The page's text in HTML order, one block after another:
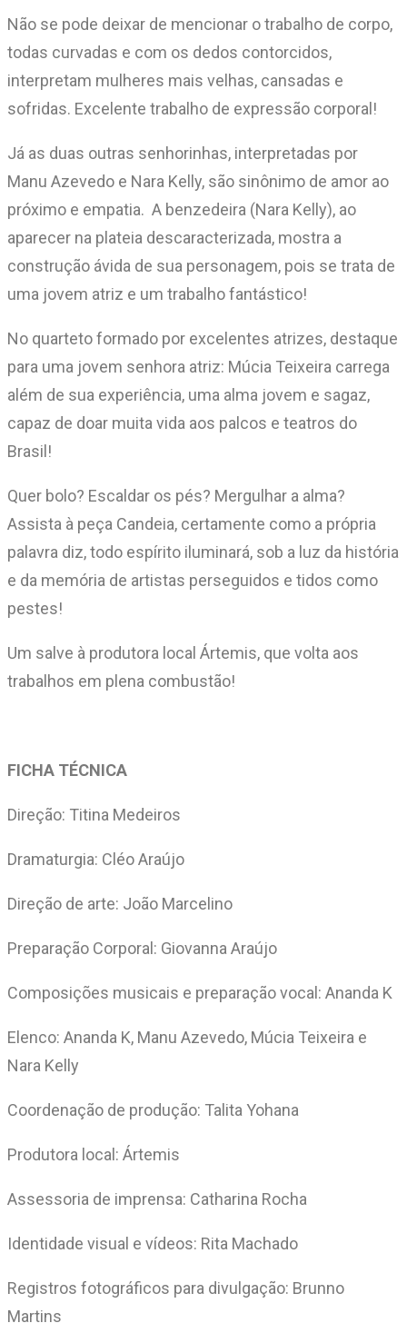
Não se pode deixar de mencionar o trabalho de corpo,
todas curvadas e com os dedos contorcidos,
interpretam mulheres mais velhas, cansadas e
sofridas. Excelente trabalho de expressão corporal!
Já as duas outras senhorinhas, interpretadas por
Manu Azevedo e Nara Kelly, são sinônimo de amor ao
próximo e empatia. A benzedeira (Nara Kelly), ao
aparecer na plateia descaracterizada, mostra a
construção ávida de sua personagem, pois se trata de
uma jovem atriz e um trabalho fantástico!
No quarteto formado por excelentes atrizes, destaque
para uma jovem senhora atriz: Múcia Teixeira carrega
além de sua experiência, uma alma jovem e sagaz,
capaz de doar muita vida aos palcos e teatros do
Brasil!
Quer bolo? Escaldar os pés? Mergulhar a alma?
Assista à peça Candeia, certamente como a própria
palavra diz, todo espírito iluminará, sob a luz da história
e da memória de artistas perseguidos e tidos como
pestes!
Um salve à produtora local Ártemis, que volta aos
trabalhos em plena combustão!
FICHA TÉCNICA
Direção: Titina Medeiros
Dramaturgia: Cléo Araújo
Direção de arte: João Marcelino
Preparação Corporal: Giovanna Araújo
Composições musicais e preparação vocal: Ananda K
Elenco: Ananda K, Manu Azevedo, Múcia Teixeira e
Nara Kelly
Coordenação de produção: Talita Yohana
Produtora local: Ártemis
Assessoria de imprensa: Catharina Rocha
Identidade visual e vídeos: Rita Machado
Registros fotográficos para divulgação: Brunno
Martins